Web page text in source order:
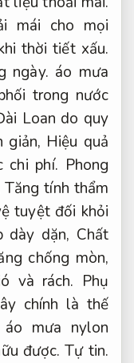
mái cho mọi
thời tiết xấu.
ngày. áo mưa
trong nước
Loan do quy
giản, Hiệu quả
chi phí. Phong
Tăng tính thẩm
tuyệt đối khỏi
dày dặn, Chất
chống mòn,
và rách. Phụ
chính là thế
mưa nylon
được.Tự tin.